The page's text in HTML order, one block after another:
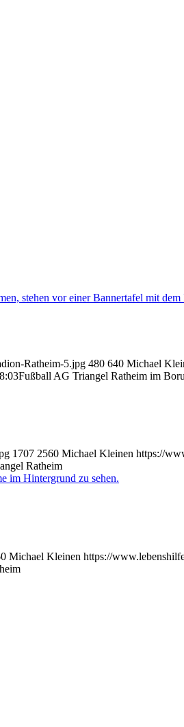
Ratheim-5.jpg 480 640 Michael
Fußball AG Triangel Ratheim im
1707 2560 Michael Kleinen https://
Ratheim
Michael Kleinen https://